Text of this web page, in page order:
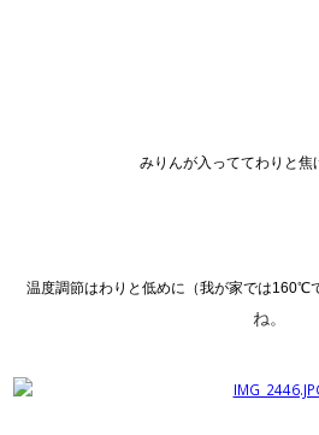
みりんが入っててわりと焦
温度調節はわりと低めに（我が家では160℃
ね。